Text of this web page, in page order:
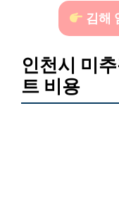
김해
인천시 미
트 비용